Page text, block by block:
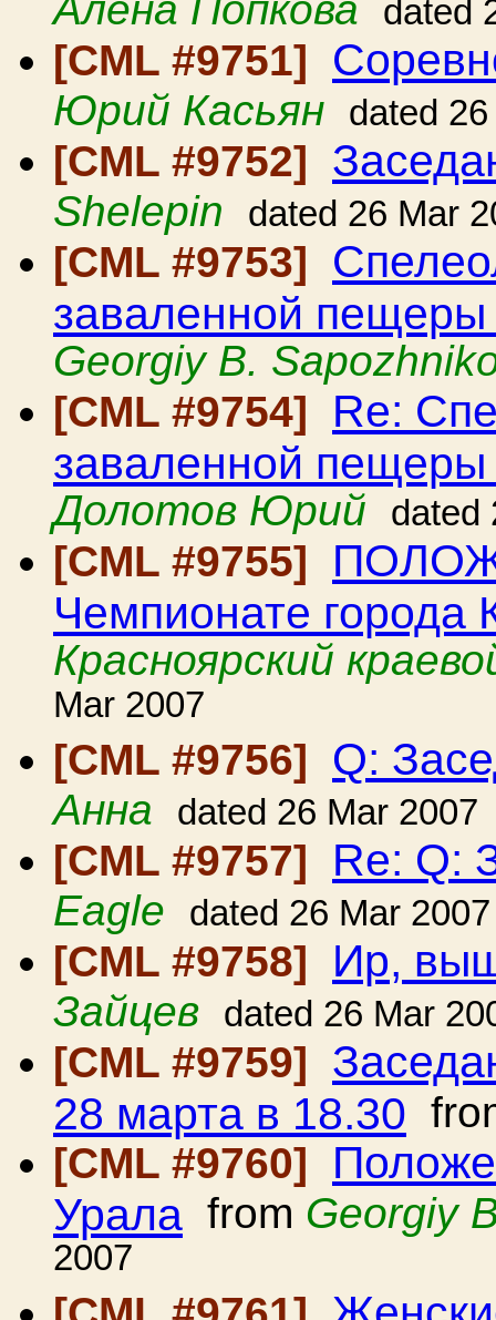
dated
[CML #9751]
Юрий Касьян dated
[CML #9752]
Shelepin dated 26 Mar
[CML #9753]
заваленной
Georgiy B.
[CML #9754]
Re:
заваленной
Долотов Юрий
dated
[CML #9755]
Чемпионате города
Красноярский
Mar 2007
[CML #9756]
Q:
Анна dated 26 Mar 2007
[CML #9757] Re: Q:
Eagle dated 26 Mar 2007
[CML #9758] Ир,
Зайцев dated 26 Mar
[CML #9759]
28 марта в 18.30
[CML #9760]
Урала from Georgiy
2007